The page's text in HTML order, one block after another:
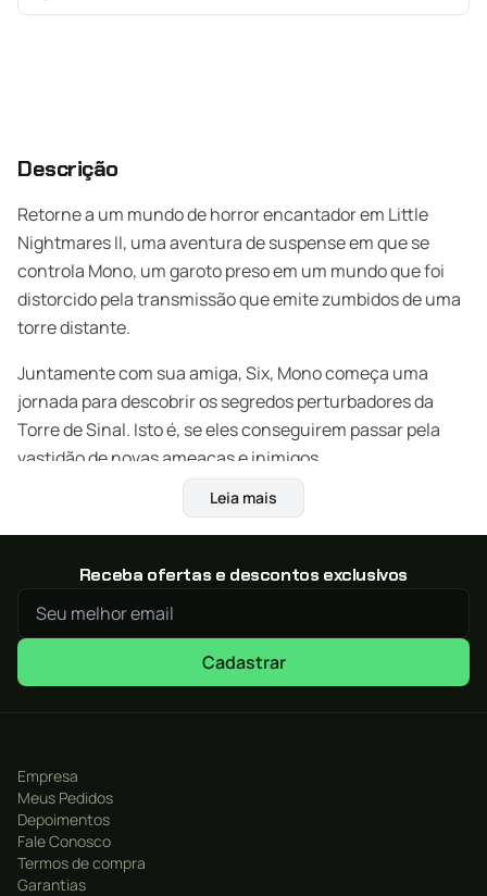
Descrição
Retorne a um mundo de horror encantador em Little
Nightmares II, uma aventura de suspense em que se
controla Mono, um garoto preso em um mundo que foi
distorcido pela transmissão que emite zumbidos de uma
torre distante.
Juntamente com sua amiga, Six, Mono começa uma
jornada para descobrir os segredos perturbadores da
Torre de Sinal. Isto é, se eles conseguirem passar pela
vastidão de novas ameaças e inimigos.
Leia mais
Receba ofertas e descontos exclusivos
Cadastrar
Empresa
Meus Pedidos
Depoimentos
Fale Conosco
Termos de compra
Garantias